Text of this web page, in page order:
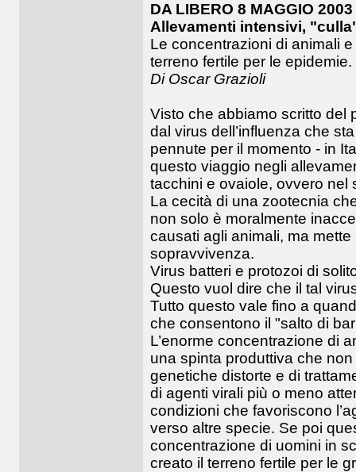
DA LIBERO 8 MAGGIO 2003
Allevamenti intensivi,
Le concentrazioni di animali
terreno fertile per le epidemie.
Di Oscar Grazioli
Visto che abbiamo scritto del
dal virus dell’influenza che
pennute per il momento - in
questo viaggio negli
tacchini e ovaiole, ovvero nel
La cecità di una zootecnia
non solo è moralmente
causati agli animali, ma
sopravvivenza.
Virus batteri e protozoi di
Questo vuol dire che il tal
Tutto questo vale fino a
che consentono il "salto di
L’enorme concentrazione di
una spinta produttiva che
genetiche distorte e di
di agenti virali più o meno
condizioni che favoriscono
verso altre specie. Se poi
concentrazione di uomini in
creato il terreno fertile per le